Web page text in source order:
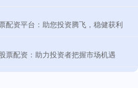
配资平台：助您投资腾飞，稳健获利
票配资：助力投资者把握市场机遇